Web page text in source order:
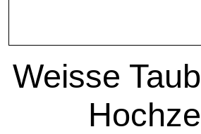
Weisse